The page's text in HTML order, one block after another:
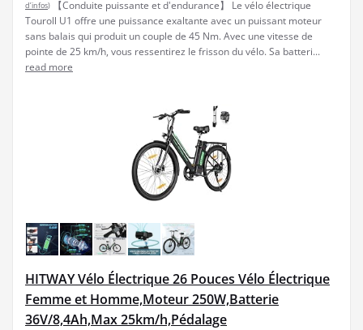
d’infos)
【Conduite puissante et d'endurance】 Le vélo électrique
Touroll U1 offre une puissance exaltante avec un puissant moteur
sans balais qui produit un couple de 45 Nm. Avec une vitesse de
pointe de 25 km/h, vous ressentirez le frisson du vélo. Sa batteri...
read more
HITWAY Vélo Électrique 26 Pouces Vélo Électrique
Femme et Homme,Moteur 250W,Batterie
36V/8,4Ah,Max 25km/h,Pédalage